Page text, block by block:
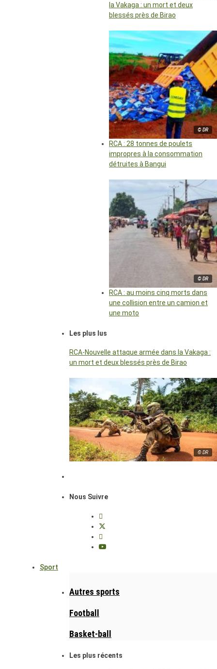
la Vakaga : un mort et deux
blessés près de Birao
© DR
RCA : 28 tonnes de poulets
impropres à la consommation
détruites à Bangui
© DR
RCA : au moins cinq morts dans
une collision entre un camion et
une moto
Les plus lus
RCA-Nouvelle attaque armée dans la Vakaga :
un mort et deux blessés près de Birao
© DR
Nous Suivre
Sport
Autres sports
Football
Basket-ball
Les plus récents